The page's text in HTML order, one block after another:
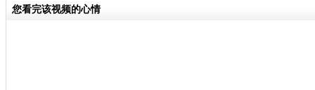
您看完该视频的心情